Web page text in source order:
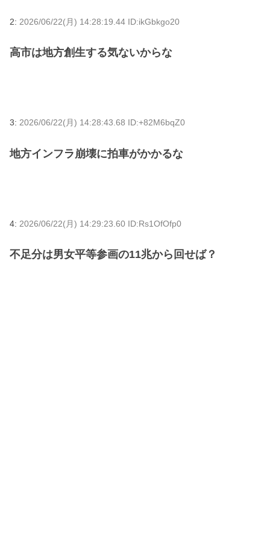
2: 2026/06/22(月) 14:28:19.44 ID:ikGbkgo20
高市は地方創生する気ないからな
3: 2026/06/22(月) 14:28:43.68 ID:+82M6bqZ0
地方インフラ崩壊に拍車がかかるな
4: 2026/06/22(月) 14:29:23.60 ID:Rs1OfOfp0
不足分は男女平等参画の11兆から回せば？